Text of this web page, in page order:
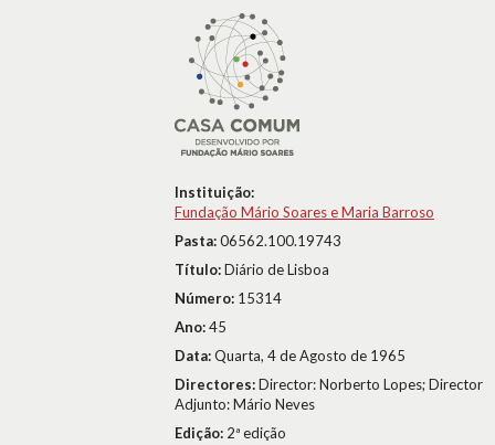
Instituição:
Fundação Mário Soares e Maria Barroso
Pasta:06562.100.19743
Título:Diário de Lisboa
Número: 15314
Ano:45
Data:Quarta, 4 de Agosto de 1965
Directores:Director: Norberto Lopes; Director
Adjunto: Mário Neves
Edição: 2ª edição